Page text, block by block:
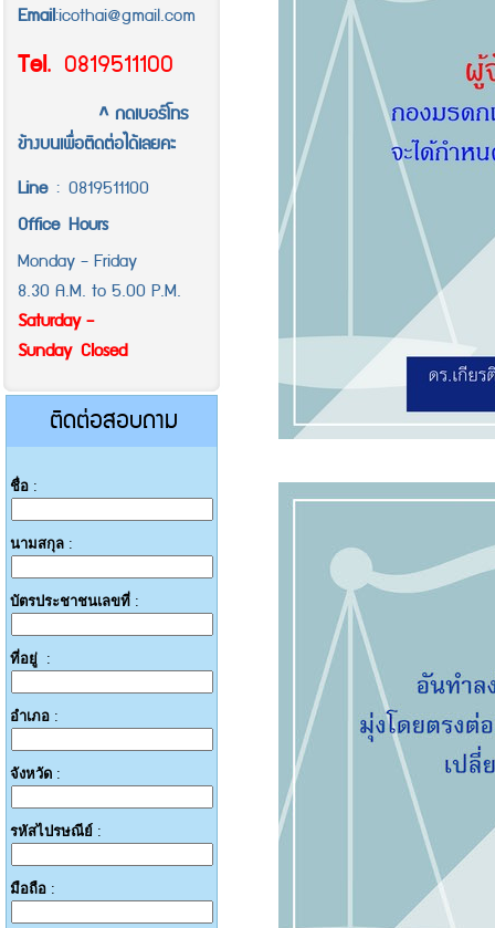
Email:icothai@gmail.com
Tel. 0819511100
^ กดเบอร์โทร
ข้างบนเพื่อติดต่อได้เลยคะ
Line: 0819511100
Office Hours
Monday - Friday
8.30 A.M. to 5.00 P.M.
Saturday -
Sunday Closed
ติดต่อสอบถาม
ชื่อ :
นามสกุล :
บัตรประชาชนเลขที่ :
ที่อยู่ :
อำเภอ :
จังหวัด :
รหัสไปรษณีย์ :
มือถือ :